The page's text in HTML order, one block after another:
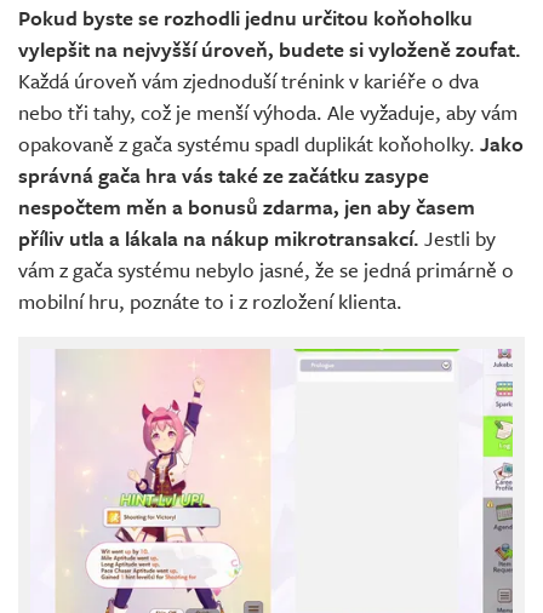
Pokud byste se rozhodli jednu určitou koňoholku
vylepšit na nejvyšší úroveň, budete si vyloženě zoufat.
Každá úroveň vám zjednoduší trénink v kariéře o dva
nebo tři tahy, což je menší výhoda. Ale vyžaduje, aby vám
opakovaně z gača systému spadl duplikát koňoholky. Jako
správná gača hra vás také ze začátku zasype
nespočtem měn a bonusů zdarma, jen aby časem
příliv utla a lákala na nákup mikrotransakcí. Jestli by
vám z gača systému nebylo jasné, že se jedná primárně o
mobilní hru, poznáte to i z rozložení klienta.